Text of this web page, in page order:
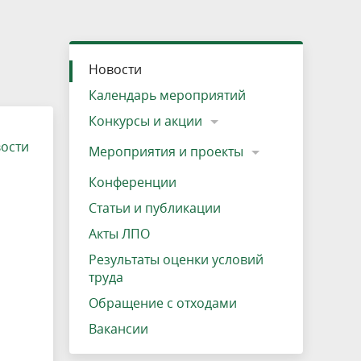
Озеро Плещеево
Вакансии
Экологические тропы и туристские
маршруты
Прокат велосипедов
Адрес, телефон, схема проезда
Результаты оценки условий труда
Интерактивная карта
Кадастр объектов животного мира, не
отнесенных к объектам охоты
Новости
Календарь мероприятий
Конкурсы и акции
Мероприятия и проекты
Конференции
Статьи и публикации
Акты ЛПО
Результаты оценки условий
труда
Обращение с отходами
Вакансии